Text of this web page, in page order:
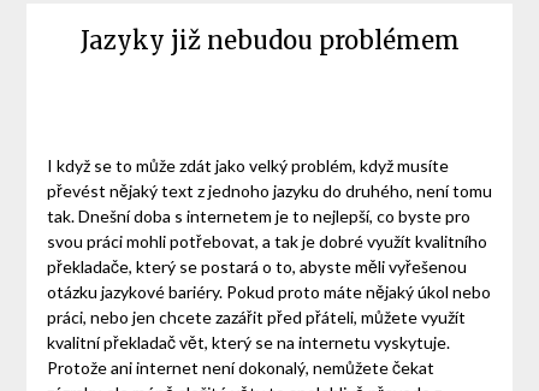
Jazyky již nebudou problémem
I když se to může zdát jako velký problém, když musíte
převést nějaký text z jednoho jazyku do druhého, není tomu
tak. Dnešní doba s internetem je to nejlepší, co byste pro
svou práci mohli potřebovat, a tak je dobré využít kvalitního
překladače, který se postará o to, abyste měli vyřešenou
otázku jazykové bariéry. Pokud proto máte nějaký úkol nebo
práci, nebo jen chcete zazářit před přáteli, můžete využít
kvalitnípřekladač vět, který se na internetu vyskytuje.
Protože ani internet není dokonalý, nemůžete čekat